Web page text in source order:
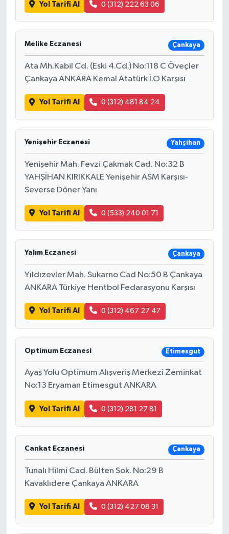
Yol Tarifi Al 0 (312) 222 63 06
Melike Eczanesi Çankaya
Ata Mh.Kabil Cd. (Eski 4.Cd.) No:118 C Öveçler
Çankaya ANKARA Kemal Atatürk İ.O Karşısı
Yol Tarifi Al 0 (312) 481 84 24
Yenişehir Eczanesi Yahşihan
Yenişehir Mah. Fevzi Çakmak Cad. No:32 B
YAHŞİHAN KIRIKKALE Yenişehir ASM Karşısı-
Severse Döner Yanı
Yol Tarifi Al 0 (533) 240 01 71
Yalım Eczanesi Çankaya
Yıldızevler Mah. Sukarno Cad No:50 B Çankaya
ANKARA Türkiye Hentbol Fedarasyonu Karşısı
Yol Tarifi Al 0 (312) 467 27 47
Optimum Eczanesi Etimesgut
Ayaş Yolu Optimum Alışveriş Merkezi Zeminkat
No:13 Eryaman Etimesgut ANKARA
Yol Tarifi Al 0 (312) 281 27 81
Cankat Eczanesi Çankaya
Tunalı Hilmi Cad. Bülten Sok. No:29 B
Kavaklıdere Çankaya ANKARA
Yol Tarifi Al 0 (312) 427 08 31